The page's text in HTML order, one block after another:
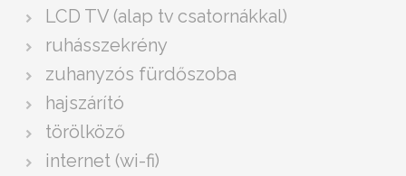
LCD TV (alap tv csatornákkal)
ruhásszekrény
zuhanyzós fürdőszoba
hajszárító
törölköző
internet (wi-fi)